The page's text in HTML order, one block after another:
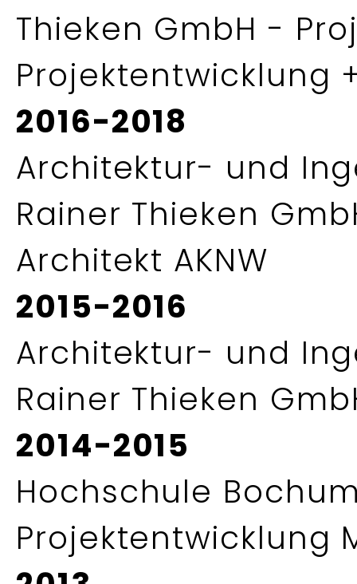
Thieken GmbH -
Projektentwicklung
2016-2018
Architektur- und
Rainer Thieken
Architekt AKNW
2015-2016
Architektur- und
Rainer Thieken
2014-2015
Hochschule
Projektentwicklung